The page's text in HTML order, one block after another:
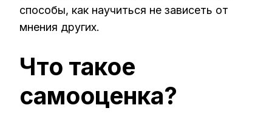
способы, как научиться не зависеть от
мнения других.
Что такое
самооценка?